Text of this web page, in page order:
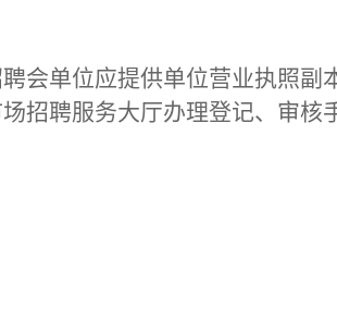
会单位应提供单位营业执照副
招聘服务大厅办理登记、审核